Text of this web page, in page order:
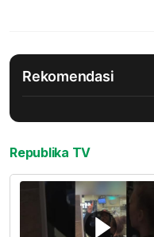
Rekomendasi
Republika TV